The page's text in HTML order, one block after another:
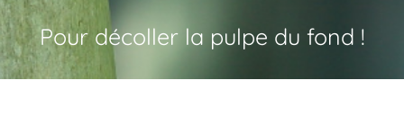
Pour décoller la pulpe du fond !